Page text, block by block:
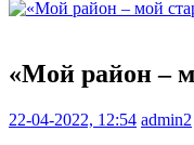
«Мой район –
22-04-2022, 12:54 admin2